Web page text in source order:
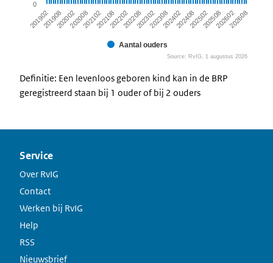
Aantal ouders
201902 202108 202402 202608
201908202002202008202102 202202202208202302202308 202408202502202508202602
0
Source: RvIG, 1 augustus 2026
Definitie: Een levenloos geboren kind kan in de BRP
geregistreerd staan bij 1 ouder of bij 2 ouders
Service
Over RvIG
Contact
Werken bij RvIG
Help
RSS
Nieuwsbrief